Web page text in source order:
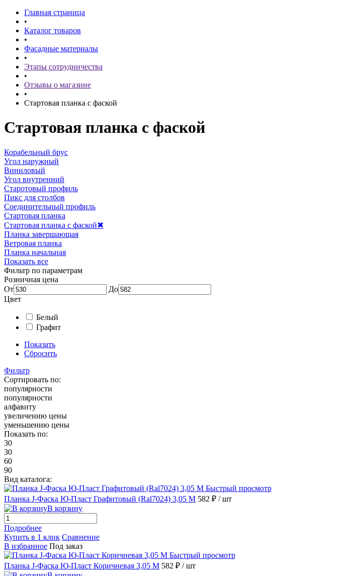
Главная страница
•
Каталог товаров
•
Фасадные материалы
•
Этапы сотрудничества
•
Отзывы о магазине
•
Стартовая планка с фаской
Стартовая планка с фаской
Корабельный брус
Угол наружный
Виниловый
Угол внутренний
Старотовый профиль
Пикс для столбов
Соединительный профиль
Стартовая планка
Стартовая планка с фаской✖
Планка завершающая
Ветровая планка
Планка начальная
Показать все
Фильтр по параметрам
Розничная цена
От
До
Цвет
Белый
Графит
Показать
Сбросить
Фильтр
Сортировать по:
популярности
популярности
алфавиту
увеличению цены
уменьшению цены
Показать по:
30
30
60
90
Вид каталога:
Быстрый просмотр
Планка J-Фаска Ю-Пласт Графитовый (Ral7024) 3,05 М 582 ₽ / шт
В корзину
Подробнее
Купить в 1 клик Сравнение
В избранное Под заказ
Быстрый просмотр
Планка J-Фаска Ю-Пласт Коричневая 3,05 М 582 ₽ / шт